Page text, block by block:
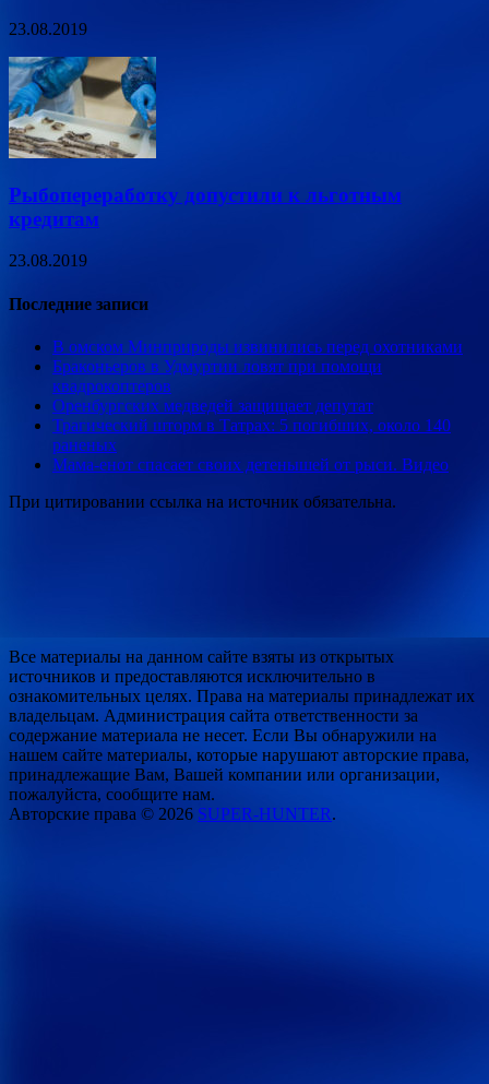
23.08.2019
Рыбопереработку допустили к льготным
кредитам
23.08.2019
Последние записи
В омском Минприроды извинились перед охотниками
Браконьеров в Удмуртии ловят при помощи
квадрокоптеров
Оренбургских медведей защищает депутат
Трагический шторм в Татрах: 5 погибших, около 140
раненых
Мама-енот спасает своих детенышей от рыси. Видео
При цитировании ссылка на источник обязательна.
Все материалы на данном сайте взяты из открытых
источников и предоставляются исключительно в
ознакомительных целях. Права на материалы принадлежат их
владельцам. Администрация сайта ответственности за
содержание материала не несет. Если Вы обнаружили на
нашем сайте материалы, которые нарушают авторские права,
принадлежащие Вам, Вашей компании или организации,
пожалуйста, сообщите нам.
Авторские права © 2026 SUPER-HUNTER.